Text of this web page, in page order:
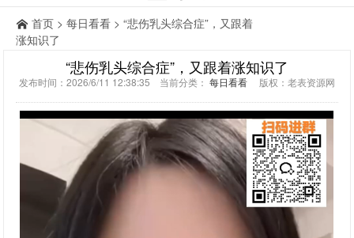
首页 > 每日看看 > “悲伤乳头综合症”，又跟着
涨知识了
“悲伤乳头综合症”，又跟着涨知识了
发布时间：2026/6/11 12:38:35 当前分类： 每日看看 版权：老表资源网